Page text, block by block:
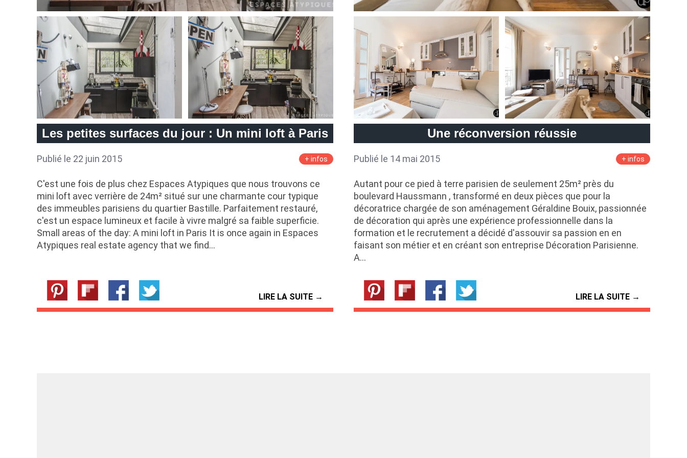
Les petites surfaces du jour : Un mini loft à Paris
Publié le 22 juin 2015 + infos
C'est une fois de plus chez Espaces Atypiques que nous trouvons ce
mini loft avec verrière de 24m² situé sur une charmante cour typique
des immeubles parisiens du quartier Bastille. Parfaitement restauré,
c'est un espace lumineux et facile à vivre malgré sa faible superficie.
Small areas of the day: A mini loft in Paris It is once again in Espaces
Atypiques real estate agency that we find…
LIRE LA SUITE →
Une réconversion réussie
Publié le 14 mai 2015 + infos
Autant pour ce pied à terre parisien de seulement 25m² près du
boulevard Haussmann , transformé en deux pièces que pour la
décoratrice chargée de son aménagement Géraldine Bouix, passionnée
de décoration qui après une expérience professionnelle dans la
formation et le recrutement a décidé d'assouvir sa passion en en
faisant son métier et en créant son entreprise Décoration Parisienne.
A…
LIRE LA SUITE →